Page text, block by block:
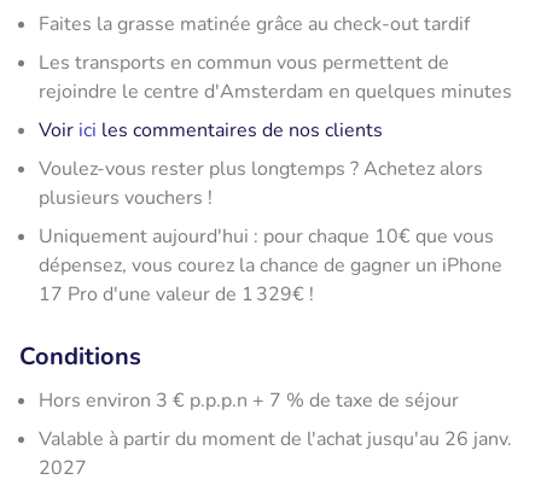
Faites la grasse matinée grâce au check-out tardif
Les transports en commun vous permettent de
rejoindre le centre d'Amsterdam en quelques minutes
Voir ici les commentaires de nos clients
Voulez-vous rester plus longtemps ? Achetez alors
plusieurs vouchers !
Uniquement aujourd'hui : pour chaque 10€ que vous
dépensez, vous courez la chance de gagner un iPhone
17 Pro d'une valeur de 1 329€ !
Conditions
Hors environ 3 € p.p.p.n + 7 % de taxe de séjour
Valable à partir du moment de l'achat jusqu'au 26 janv.
2027